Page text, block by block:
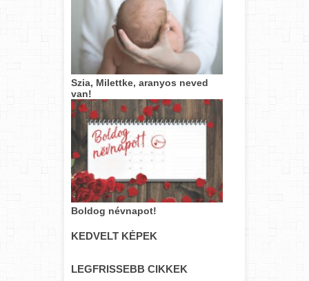
Szia, Milettke, aranyos neved
van!
Boldog névnapot!
KEDVELT KÉPEK
LEGFRISSEBB CIKKEK